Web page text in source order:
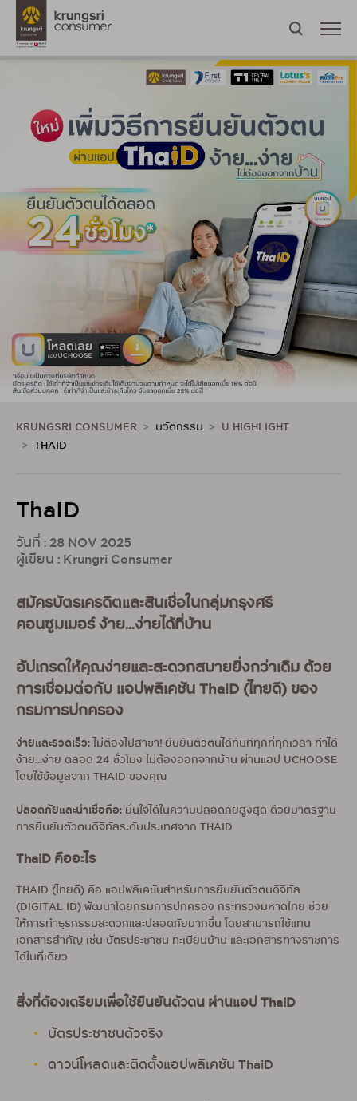
KRUNGSRI CONSUMER นวัตกรรม
U HIGHLIGHT
THAID
ThaID
วันที่ : 28 NOV 2025
ผู้เขียน : Krungri Consumer
สมัครบัตรเครดิตและสินเชื่อในกลุ่มกรุงศรี
คอนซูมเมอร์ ง้าย...ง่ายได้ที่บ้าน
อัปเกรดให้คุณง่ายและสะดวกสบายยิ่งกว่าเดิม ด้วย
การเชื่อมต่อกับ แอปพลิเคชัน ThaiD (ไทยดี) ของ
กรมการปกครอง
ง่ายและรวดเร็ว: ไม่ต้องไปสาขา! ยืนยันตัวตนได้ทันทีทุกที่ทุกเวลา ทำได้
ง้าย...ง่าย ตลอด 24 ชั่วโมง ไม่ต้องออกจากบ้าน ผ่านแอป UCHOOSE
โดยใช้ข้อมูลจาก THAID ของคุณ
ปลอดภัยและน่าเชื่อถือ: มั่นใจได้ในความปลอดภัยสูงสุด ด้วยมาตรฐาน
การยืนยันตัวตนดิจิทัลระดับประเทศจาก THAID
ThaiD คืออะไร
THAID (ไทยดี) คือ แอปพลิเคชันสำหรับการยืนยันตัวตนดิจิทัล
(DIGITAL ID) พัฒนาโดยกรมการปกครอง กระทรวงมหาดไทย ช่วย
ให้การทำธุรกรรมสะดวกและปลอดภัยมากขึ้น โดยสามารถใช้แทน
เอกสารสำคัญ เช่น บัตรประชาชน ทะเบียนบ้าน และเอกสารทางราชการ
ได้ในที่เดียว
สิ่งที่ต้องเตรียมเพื่อใช้ยืนยันตัวตน ผ่านแอป ThaiD
บัตรประชาชนตัวจริง
ดาวน์โหลดและติดตั้งแอปพลิเคชัน ThaiD